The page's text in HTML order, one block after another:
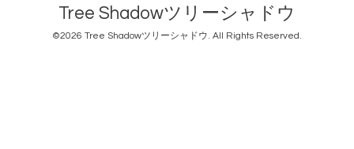
Tree Shadowツリーシャドウ
©2026 Tree Shadowツリーシャドウ. All Rights Reserved.